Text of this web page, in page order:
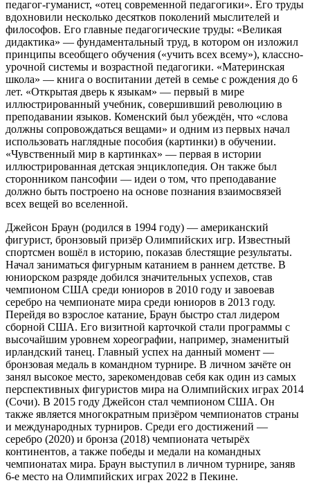
педагог-гуманист, «отец современной педагогики». Его труды
вдохновили несколько десятков поколений мыслителей и
философов. Его главные педагогические труды: «Великая
дидактика» — фундаментальный труд, в котором он изложил
принципы всеобщего обучения («учить всех всему»), классно-
урочной системы и возрастной педагогики. «Материнская
школа» — книга о воспитании детей в семье с рождения до 6
лет. «Открытая дверь к языкам» — первый в мире
иллюстрированный учебник, совершивший революцию в
преподавании языков. Коменский был убеждён, что «слова
должны сопровождаться вещами» и одним из первых начал
использовать наглядные пособия (картинки) в обучении.
«Чувственный мир в картинках» — первая в истории
иллюстрированная детская энциклопедия. Он также был
сторонником пансофии — идеи о том, что преподавание
должно быть построено на основе познания взаимосвязей
всех вещей во вселенной.
Джейсон Браун (родился в 1994 году) — американский
фигурист, бронзовый призёр Олимпийских игр. Известный
спортсмен вошёл в историю, показав блестящие результаты.
Начал заниматься фигурным катанием в раннем детстве. В
юниорском разряде добился значительных успехов, став
чемпионом США среди юниоров в 2010 году и завоевав
серебро на чемпионате мира среди юниоров в 2013 году.
Перейдя во взрослое катание, Браун быстро стал лидером
сборной США. Его визитной карточкой стали программы с
высочайшим уровнем хореографии, например, знаменитый
ирландский танец. Главный успех на данный момент —
бронзовая медаль в командном турнире. В личном зачёте он
занял высокое место, зарекомендовав себя как один из самых
перспективных фигуристов мира на Олимпийских играх 2014
(Сочи). В 2015 году Джейсон стал чемпионом США. Он
также является многократным призёром чемпионатов страны
и международных турниров. Среди его достижений —
серебро (2020) и бронза (2018) чемпионата четырёх
континентов, а также победы и медали на командных
чемпионатах мира. Браун выступил в личном турнире, заняв
6-е место на Олимпийских играх 2022 в Пекине.